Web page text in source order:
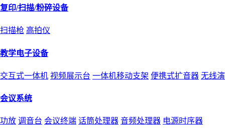
复印/扫描/粉碎设备
扫描枪 高拍仪
教学电子设备
交互式一体机 视频展示台 一体机移动支架 便携式扩音器 无线
会议系统
功放 调音台 会议终端 话筒处理器 音频处理器 电源时序器